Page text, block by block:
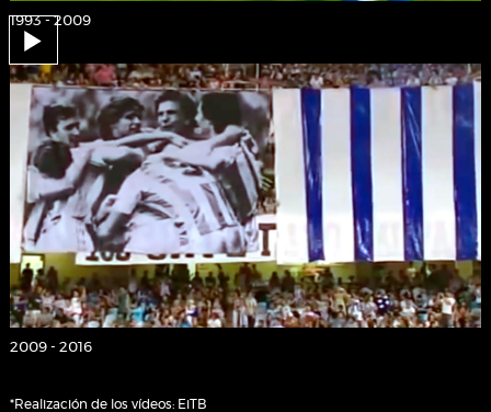
1993 - 2009
2009 - 2016
*Realización de los vídeos: EiTB